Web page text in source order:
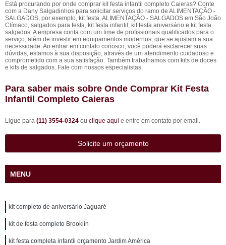
Está procurando por onde comprar kit festa infantil completo Caieras? Conte
com a Dany Salgadinhos para solicitar serviços do ramo de ALIMENTAÇÃO -
SALGADOS, por exemplo, kit festa, ALIMENTAÇÃO - SALGADOS em São João
Clímaco, salgados para festa, kit festa infantil, kit festa aniversário e kit festa
salgados. A empresa conta com um time de profissionais qualificados para o
serviço, além de investir em equipamentos modernos, que se ajustam a sua
necessidade. Ao entrar em contato conosco, você poderá esclarecer suas
dúvidas, estamos à sua disposição, através de um atendimento cuidadoso e
comprometido com a sua satisfação. Também trabalhamos com kits de doces
e kits de salgados. Fale com nossos especialistas.
Para saber mais sobre Onde Comprar Kit Festa
Infantil Completo Caieras
Ligue para (11) 3554-0324 ou clique aqui e entre em contato por email.
Solicite um orçamento
MENU
kit completo de aniversário Jaguaré
kit de festa completo Brooklin
kit festa completa infantil orçamento Jardim América